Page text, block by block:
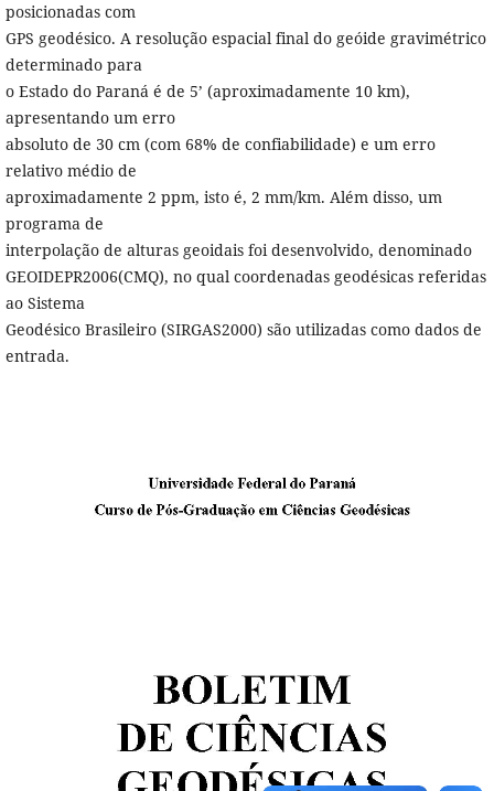
posicionadas com
GPS geodésico. A resolução espacial final do geóide gravimétrico
determinado para
o Estado do Paraná é de 5’ (aproximadamente 10 km),
apresentando um erro
absoluto de 30 cm (com 68% de confiabilidade) e um erro
relativo médio de
aproximadamente 2 ppm, isto é, 2 mm/km. Além disso, um
programa de
interpolação de alturas geoidais foi desenvolvido, denominado
GEOIDEPR2006(CMQ), no qual coordenadas geodésicas referidas
ao Sistema
Geodésico Brasileiro (SIRGAS2000) são utilizadas como dados de
entrada.